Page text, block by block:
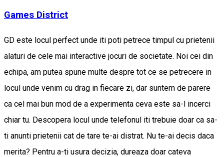
Games District
GD este locul perfect unde iti poti petrece timpul cu prietenii
alaturi de cele mai interactive jocuri de societate. Noi cei din
echipa, am putea spune multe despre tot ce se petrecere in
locul unde venim cu drag in fiecare zi, dar suntem de parere
ca cel mai bun mod de a experimenta ceva este sa-l incerci
chiar tu. Descopera locul unde telefonul iti trebuie doar ca sa-
ti anunti prietenii cat de tare te-ai distrat. Nu te-ai decis daca
merita? Pentru a-ti usura decizia, dureaza doar cateva